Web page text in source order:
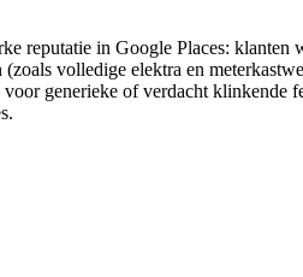
reputatie in Google Places:
volledige elektra en
generieke of verdacht klinkende